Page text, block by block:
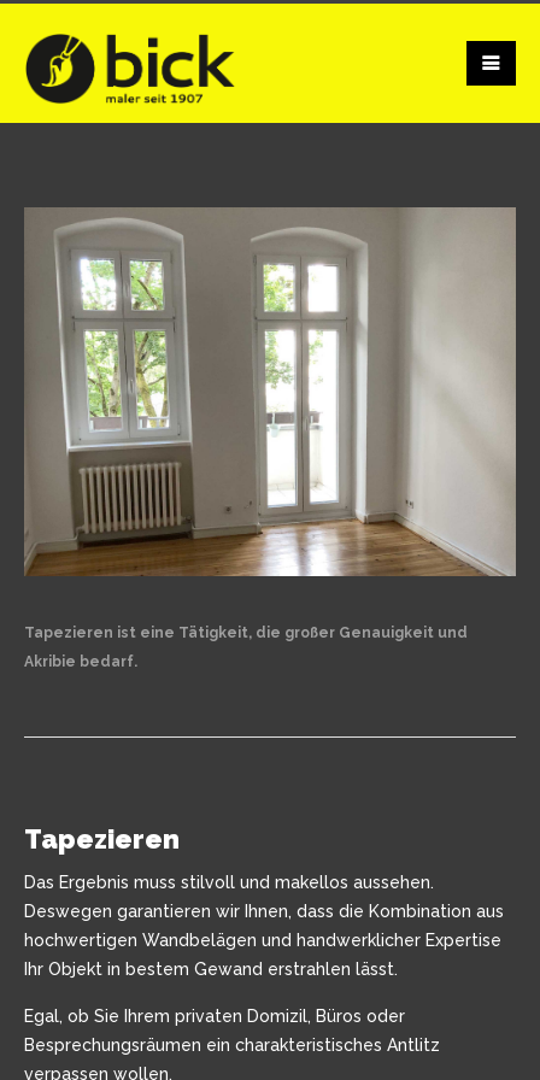
Tapezieren ist eine Tätigkeit, die großer Genauigkeit und
Akribie bedarf.
Tapezieren
Das Ergebnis muss stilvoll und makellos aussehen.
Deswegen garantieren wir Ihnen, dass die Kombination aus
hochwertigen Wandbelägen und handwerklicher Expertise
Ihr Objekt in bestem Gewand erstrahlen lässt.
Egal, ob Sie Ihrem privaten Domizil, Büros oder
Besprechungsräumen ein charakteristisches Antlitz
verpassen wollen.